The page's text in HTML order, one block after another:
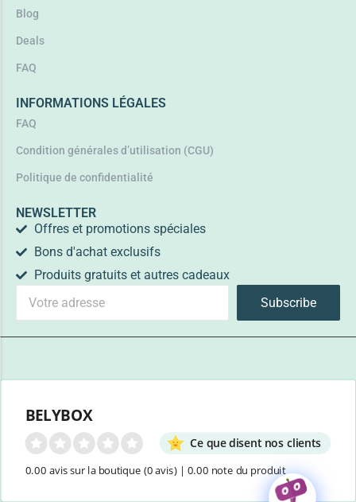
Blog
Deals
FAQ
INFORMATIONS LÉGALES
FAQ
Condition générales d’utilisation (CGU)
Politique de confidentialité
NEWSLETTER
Offres et promotions spéciales
Bons d'achat exclusifs
Produits gratuits et autres cadeaux
Subscribe
BELYBOX
Ce que disent nos clients
0.00 avis sur la boutique (0 avis)| 0.00 note du produit